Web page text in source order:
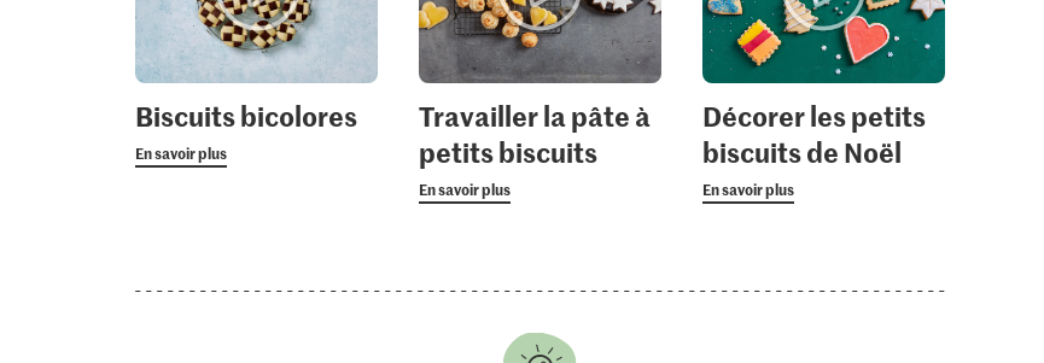
Biscuits bicolores
En savoir plus
Travailler la pâte à
petits biscuits
En savoir plus
Décorer les petits
biscuits de Noël
En savoir plus